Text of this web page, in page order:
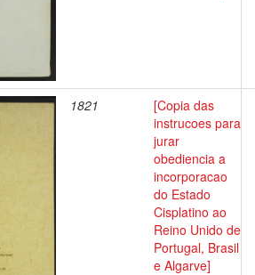
1821
[Copia das
instrucoes para
jurar
obediencia a
incorporacao
do Estado
Cisplatino ao
Reino Unido de
Portugal, Brasil
e Algarve]